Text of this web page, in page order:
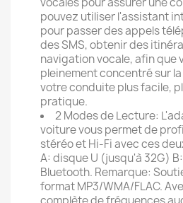
pouvez utiliser l'assistant
pour passer des appels
des SMS, obtenir des
navigation vocale, afin que
pleinement concentré sur
votre conduite plus facile,
pratique.
2 Modes de Lecture:
voiture vous permet de
stéréo et Hi-Fi avec ces
A: disque U (jusqu'à 32G)
Bluetooth. Remarque:
format MP3/WMA/FLAC.